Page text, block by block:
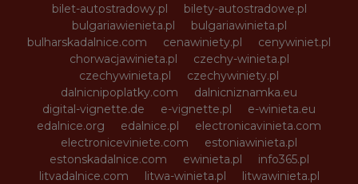
bilet-autostradowy.pl
bilety-autostradowe.pl
bulgariawienieta.pl
bulgariawinieta.pl
bulharskadalnice.com
cenawiniety.pl
cenywiniet.pl
chorwacjawinieta.pl
czechy-winieta.pl
czechywinieta.pl
czechywiniety.pl
dalnicnipoplatky.com
dalnicniznamka.eu
digital-vignette.de
e-vignette.pl
e-winieta.eu
edalnice.org
edalnice.pl
electronicavinieta.com
electroniceviniete.com
estoniawinieta.pl
estonskadalnice.com
ewinieta.pl
info365.pl
litvadalnice.com
litwa-winieta.pl
litwawinieta.pl